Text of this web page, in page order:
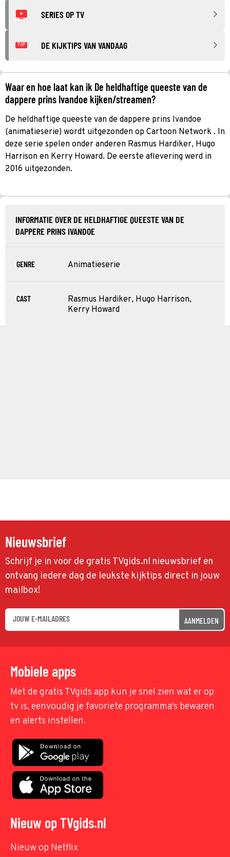
SERIES OP TV
TIP DE KIJKTIPS VAN VANDAAG
Waar en hoe laat kan ik De heldhaftige queeste van de
dappere prins Ivandoe kijken/streamen?
De heldhaftige queeste van de dappere prins Ivandoe
(animatieserie) wordt uitgezonden op Cartoon Network . In
deze serie spelen onder anderen Rasmus Hardiker, Hugo
Harrison en Kerry Howard. De eerste aflevering werd in
2016 uitgezonden.
INFORMATIE OVER DE HELDHAFTIGE QUEESTE VAN DE
DAPPERE PRINS IVANDOE
GENRE Animatieserie
CAST
Rasmus Hardiker, Hugo Harrison,
Kerry Howard
Nieuwsbrief
Schrijf je in voor de gratis TVgids.nl nieuwsbrief en
ontvang iedere dag de leukste kijktips direct in jouw
mailbox!
AANMELDEN
Mobiele apps
Met de gratis TVgids app kun je snel zien wat er op
tv is, eenvoudig je favoriete programma's bewaren
en alerts instellen.
Nieuw op TVgids.nl
Nieuw op Netflix